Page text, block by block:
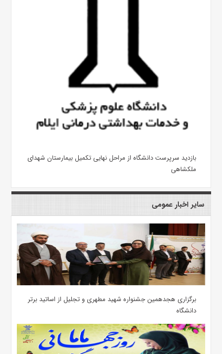
بازدید سرپرست دانشگاه از مراحل نهایی تکمیل بیمارستان شهدای
ملکشاهی
سایر اخبار عمومی
برگزاری هجدهمین جشنواره شهید مطهری و تجلیل از اساتید برتر
دانشگاه